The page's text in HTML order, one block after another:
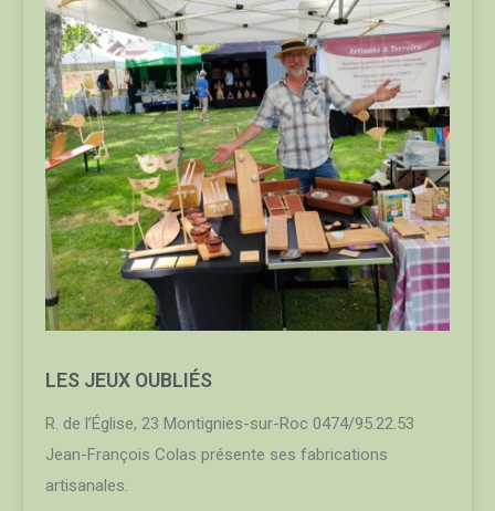
LES JEUX OUBLIÉS
R. de l’Église, 23 Montignies-sur-Roc 0474/95.22.53
Jean-François Colas présente ses fabrications
artisanales.